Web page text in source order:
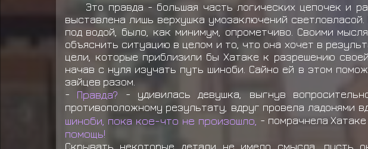
Это правда - большая часть логических цепочек и
выставлена лишь верхушка умозаключений
под водой, было, как минимум, опрометчиво. Своими
объяснить ситуацию в целом и то, что она хочет в
цели, которые приблизили бы Хатаке к разрешению
начав с нуля изучать путь шиноби. Сайно ей в этом
зайцев разом.
- Правда? - удивилась девушка, выгнув
противоположному результату, вдруг провела ладонями
шиноби, пока кое-что не произошло, - помрачнела
помощь!
Скрывать некоторые детали не имело смысла, пусть